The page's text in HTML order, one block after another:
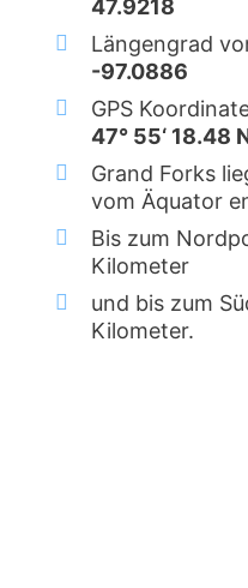
47.9218
Längengrad
-97.0886
GPS
47° 55‘ 18.48
Grand Forks
vom Äquator
Bis zum
Kilometer
und bis zum
Kilometer.